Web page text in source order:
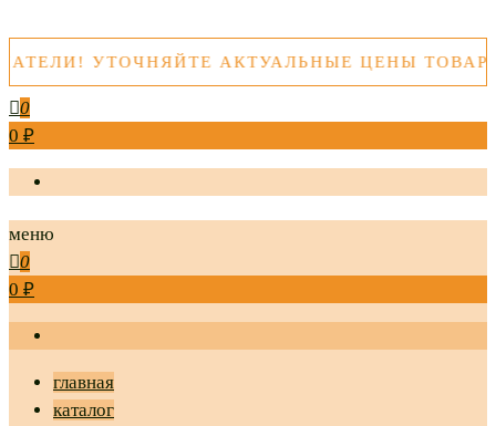
УТОЧНЯЙТЕ АКТУАЛЬНЫЕ ЦЕНЫ ТОВАРОВ
0
0 ₽
меню
0
0 ₽
главная
каталог